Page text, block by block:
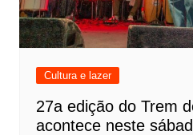
Cultura e lazer
27a edição do Trem
acontece neste